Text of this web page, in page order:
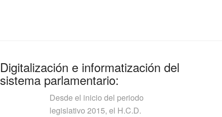
Digitalización e informatización del
sistema parlamentario:
Desde el inicio del periodo
legislativo 2015, el H.C.D.